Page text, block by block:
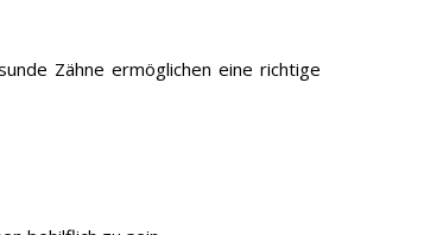
Zähne ermöglichen eine richtige